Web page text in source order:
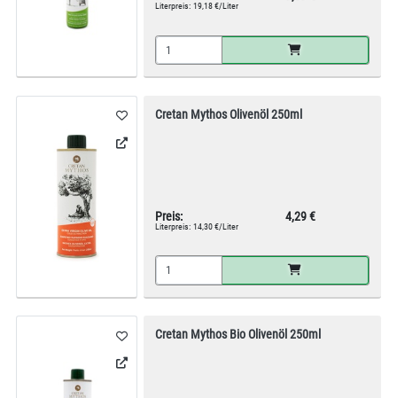
Literpreis: 19,18 €/Liter
Cretan Mythos Olivenöl 250ml
Preis: 4,29 €
Literpreis: 14,30 €/Liter
Cretan Mythos Bio Olivenöl 250ml